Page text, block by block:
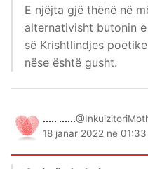
E njëjta gjë thënë në
alternativisht butonin
së Krishtlindjes
nëse është gusht.
..... ......
18 janar 2022 në